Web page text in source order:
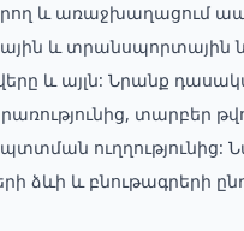
և առաջխաղացում
և տրանսպորտային
և այլն: Նրանք
տարբեր
ուղղությունից:
ձևի և բնութագրերի